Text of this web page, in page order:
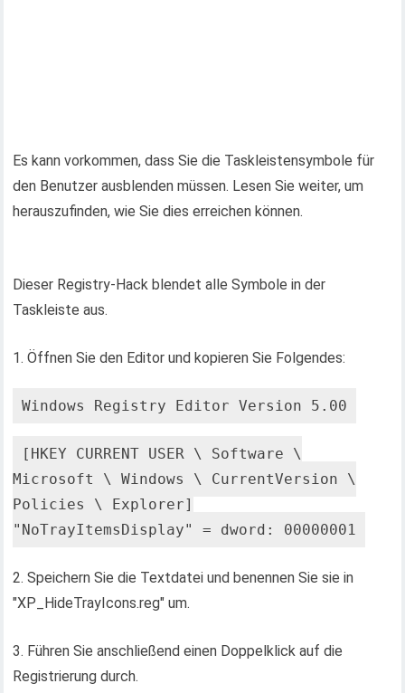
Es kann vorkommen, dass Sie die Taskleistensymbole für
den Benutzer ausblenden müssen. Lesen Sie weiter, um
herauszufinden, wie Sie dies erreichen können.
Dieser Registry-Hack blendet alle Symbole in der
Taskleiste aus.
1. Öffnen Sie den Editor und kopieren Sie Folgendes:
Windows Registry Editor Version 5.00
[HKEY_CURRENT_USER \ Software \
Microsoft \ Windows \ CurrentVersion \
Policies \ Explorer]
"NoTrayItemsDisplay" = dword: 00000001
2. Speichern Sie die Textdatei und benennen Sie sie in
"XP_HideTrayIcons.reg" um.
3. Führen Sie anschließend einen Doppelklick auf die
Registrierung durch.